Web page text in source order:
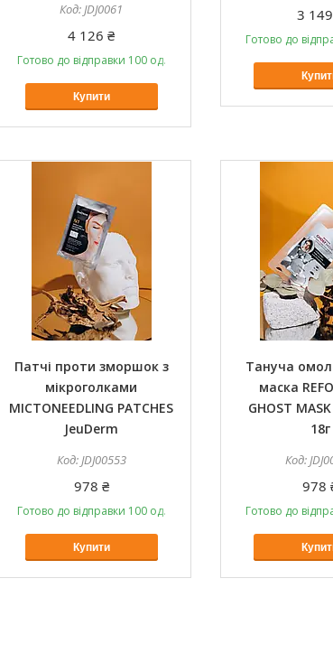
JDJ0061
4 126 ₴
Готово до відправки 100 од.
Купити
3
Готово до
Патчі проти зморшок з
мікроголками
MICTONEEDLING PATCHES
JeuDerm
JDJ00553
978 ₴
Готово до відправки 100 од.
Купити
Тануча
маска
GHOST
18г
978
Готово до